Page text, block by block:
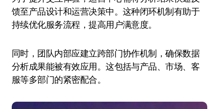
馈至产品设计和运营决策中。这种闭环机制有助于
持续优化服务流程，提高用户满意度。
同时，团队内部应建立跨部门协作机制，确保数据
分析成果能被有效应用。这包括与产品、市场、客
服等多部门的紧密配合。